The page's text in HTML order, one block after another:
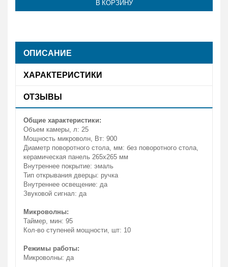
В КОРЗИНУ
ОПИСАНИЕ
ХАРАКТЕРИСТИКИ
ОТЗЫВЫ
Общие характеристики:
Объем камеры, л: 25
Мощность микроволн, Вт: 900
Диаметр поворотного стола, мм: без поворотного стола,
керамическая панель 265х265 мм
Внутреннее покрытие: эмаль
Тип открывания дверцы: ручка
Внутреннее освещение: да
Звуковой сигнал: да
Микроволны:
Таймер, мин: 95
Кол-во ступеней мощности, шт: 10
Режимы работы:
Микроволны: да